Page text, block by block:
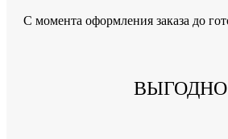
C момента оформления заказа до
ВЫГОДНО